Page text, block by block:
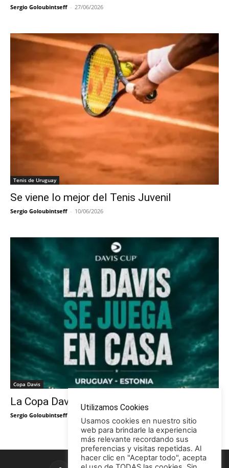
Sergio Goloubintseff - 27/06/2026
Tenis de Uruguay
Se viene lo mejor del Tenis Juvenil
Sergio Goloubintseff - 10/06/2026
Copa Davis
La Copa Davis vuelve al Círculo
Sergio Goloubintseff
Utilizamos Cookies
Usamos cookies en nuestro sitio
web para brindarle la experiencia
más relevante recordando sus
preferencias y visitas repetidas. Al
hacer clic en "Aceptar todo", acepta